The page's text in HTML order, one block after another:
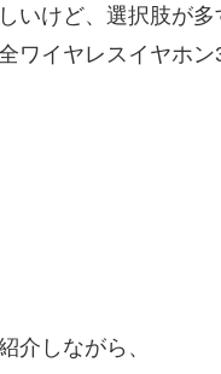
いけど、選択肢が
ワイヤレスイヤホン
介しながら、